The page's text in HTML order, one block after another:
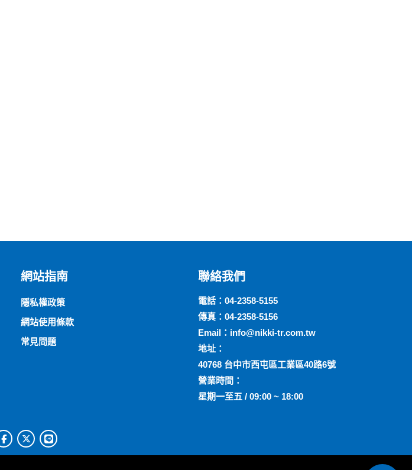
網站指南
隱私權政策
網站使用條款
常見問題
聯絡我們
電話： 04-2358-5155
傳真：04-2358-5156
Email： info@nikki-tr.com.tw
地址：
40768 台中市西屯區工業區40路6號
營業時間：
星期一至五 / 09:00 ~ 18:00